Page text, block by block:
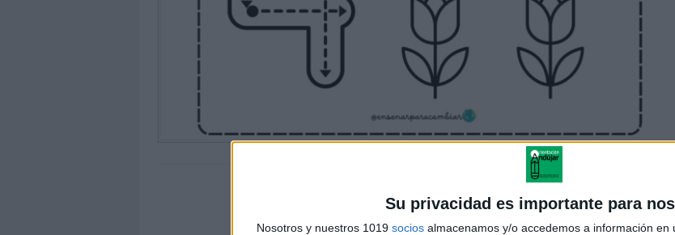
Su privacidad es importante para
Nosotros y nuestros 1019 socios almacenamos y/o accedemos a información en